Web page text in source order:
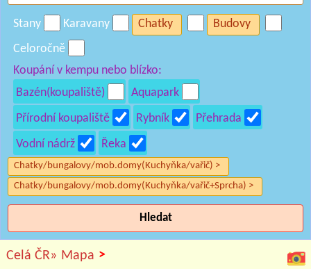
Stany Karavany Chatky
Budovy
Celoročně
Koupání v kempu nebo blízko:
Bazén(koupaliště)
Aquapark
Přírodní koupaliště
Rybník
Přehrada
Vodní nádrž
Řeka
Chatky/bungalovy/mob.domy(Kuchyňka/vařič) >
Chatky/bungalovy/mob.domy(Kuchyňka/vařič+Sprcha) >
Hledat
Celá ČR» Mapa >